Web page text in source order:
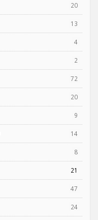
20
13
4
2
72
20
9
14
8
21
47
24